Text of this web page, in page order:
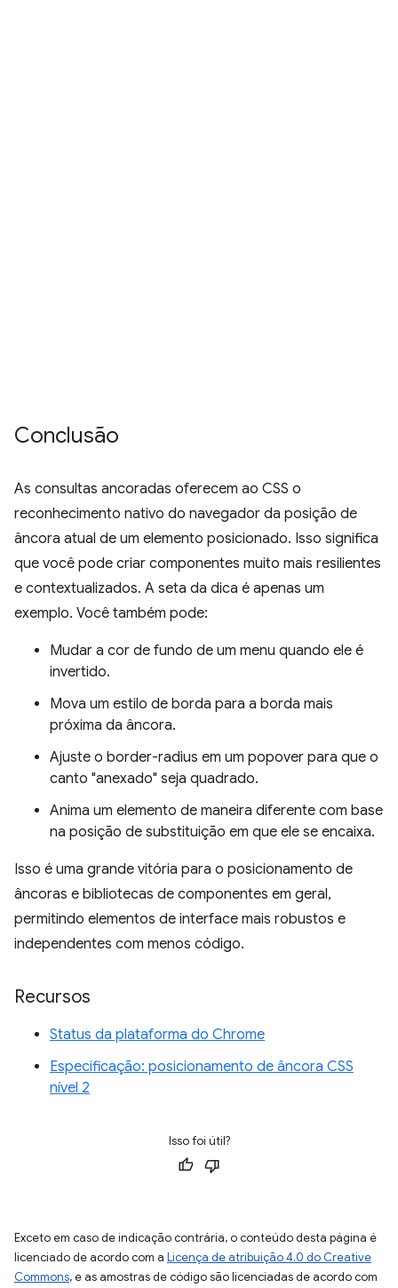
Conclusão
As consultas ancoradas oferecem ao CSS o
reconhecimento nativo do navegador da posição de
âncora atual de um elemento posicionado. Isso significa
que você pode criar componentes muito mais resilientes
e contextualizados. A seta da dica é apenas um
exemplo. Você também pode:
Mudar a cor de fundo de um menu quando ele é
invertido.
Mova um estilo de borda para a borda mais
próxima da âncora.
Ajuste o border-radius em um popover para que o
canto "anexado" seja quadrado.
Anima um elemento de maneira diferente com base
na posição de substituição em que ele se encaixa.
Isso é uma grande vitória para o posicionamento de
âncoras e bibliotecas de componentes em geral,
permitindo elementos de interface mais robustos e
independentes com menos código.
Recursos
Status da plataforma do Chrome
Especificação: posicionamento de âncora CSS
nível 2
Isso foi útil?
Exceto em caso de indicação contrária, o conteúdo desta página é
licenciado de acordo com a Licença de atribuição 4.0 do Creative
Commons, e as amostras de código são licenciadas de acordo com